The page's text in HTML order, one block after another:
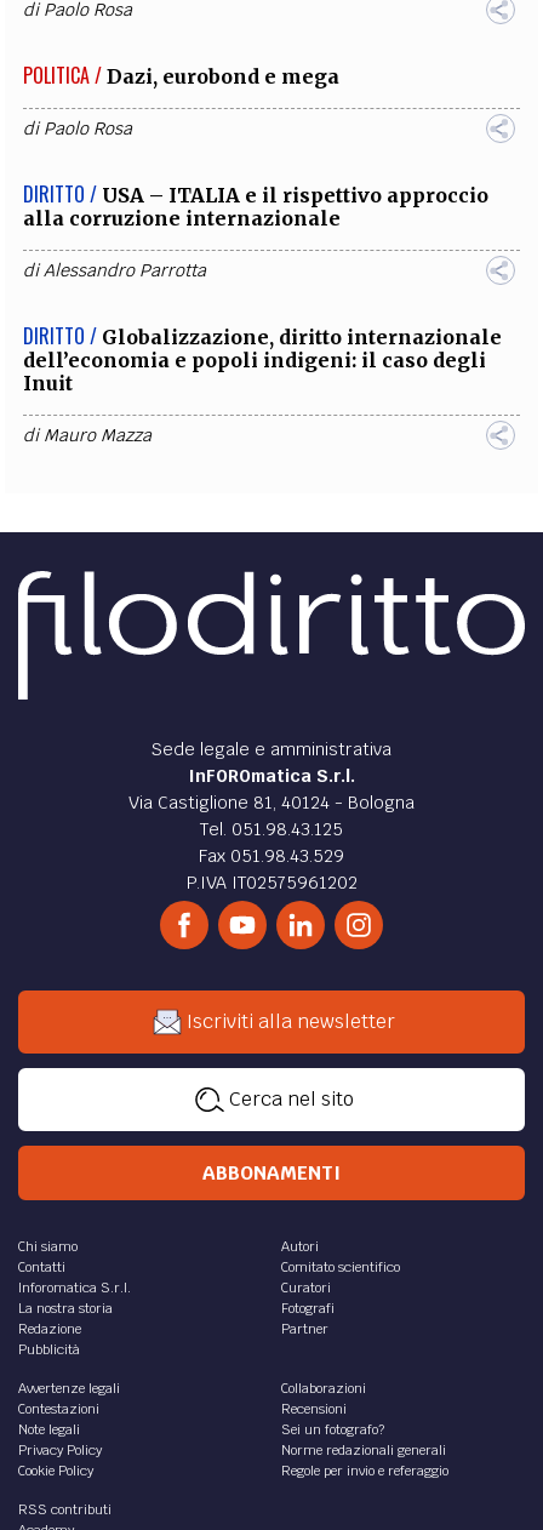
diPaolo Rosa
POLITICA / Dazi, eurobond e mega
diPaolo Rosa
DIRITTO / USA – ITALIA e il rispettivo approccio
alla corruzione internazionale
diAlessandro Parrotta
DIRITTO / Globalizzazione, diritto internazionale
dell’economia e popoli indigeni: il caso degli
Inuit
diMauro Mazza
Sede legale e amministrativa
InFOROmatica S.r.l.
Via Castiglione 81, 40124 - Bologna
Tel. 051.98.43.125
Fax 051.98.43.529
P.IVA IT02575961202
Iscriviti alla newsletter
Cerca nel sito
ABBONAMENTI
Chi siamo
Contatti
Inforomatica S.r.l.
La nostra storia
Redazione
Pubblicità
Autori
Comitato scientifico
Curatori
Fotografi
Partner
Avvertenze legali
Contestazioni
Note legali
Privacy Policy
Cookie Policy
Collaborazioni
Recensioni
Sei un fotografo?
Norme redazionali generali
Regole per invio e referaggio
RSS contributi